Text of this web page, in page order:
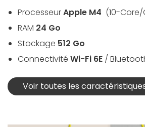
ProcesseurApple M4 (10-Core/
RAM 24 Go
Stockage 512 Go
Connectivité Wi-Fi 6E /
Voir toutes les